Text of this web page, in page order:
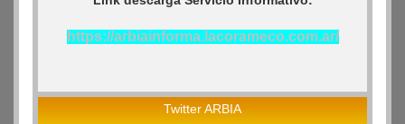
https://arbiainforma.lacorameco.com.ar/
Twitter ARBIA